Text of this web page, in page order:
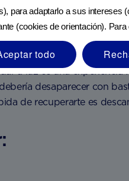
a luz es una
desaparecer con
de recuperarte es
para adaptarlo a sus intereses
(cookies de orientación).
todo